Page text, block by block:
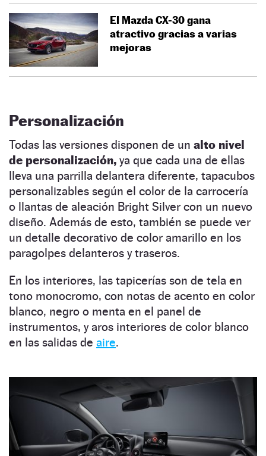
El Mazda CX-30 gana
atractivo gracias a varias
mejoras
Personalización
Todas las versiones disponen de un alto nivel
de personalización, ya que cada una de ellas
lleva una parrilla delantera diferente, tapacubos
personalizables según el color de la carrocería
o llantas de aleación Bright Silver con un nuevo
diseño. Además de esto, también se puede ver
un detalle decorativo de color amarillo en los
paragolpes delanteros y traseros.
En los interiores, las tapicerías son de tela en
tono monocromo, con notas de acento en color
blanco, negro o menta en el panel de
instrumentos, y aros interiores de color blanco
en las salidas de aire.